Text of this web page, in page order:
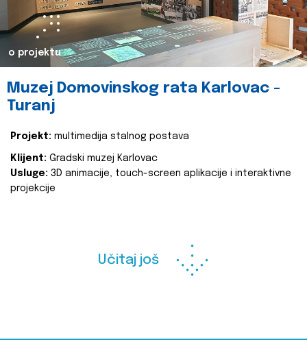
o projektu
Muzej Domovinskog rata Karlovac -
Turanj
Projekt: multimedija stalnog postava
Klijent: Gradski muzej Karlovac
Usluge: 3D animacije, touch-screen aplikacije i interaktivne
projekcije
Učitaj još